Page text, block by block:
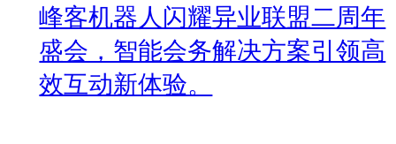
峰客机器人闪耀异业联盟二周年
盛会，智能会务解决方案引领高
效互动新体验。